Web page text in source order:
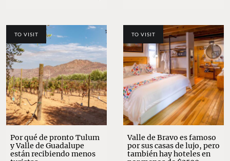
TO VISIT
Por qué de pronto Tulum
y Valle de Guadalupe
están recibiendo menos
TO VISIT
Valle de Bravo es famoso
por sus casas de lujo, pero
también hay hoteles en